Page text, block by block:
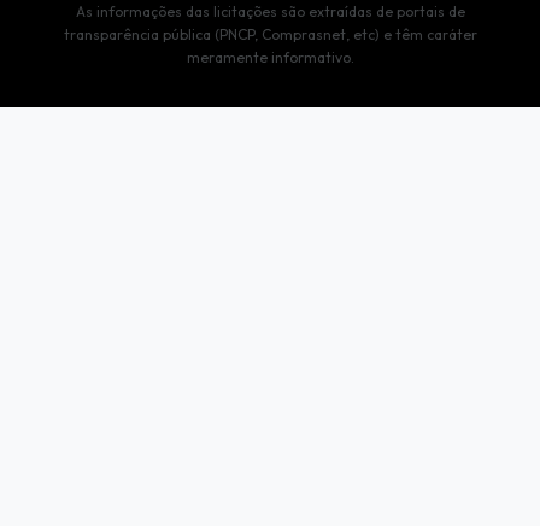
As informações das licitações são extraídas de portais de
transparência pública (PNCP, Comprasnet, etc) e têm caráter
meramente informativo.